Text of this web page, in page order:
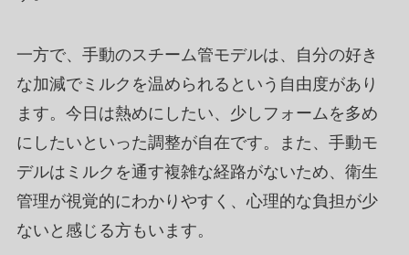
一方で、手動のスチーム管モデルは、自分の好き
な加減でミルクを温められるという自由度があり
ます。今日は熱めにしたい、少しフォームを多め
にしたいといった調整が自在です。また、手動モ
デルはミルクを通す複雑な経路がないため、衛生
管理が視覚的にわかりやすく、心理的な負担が少
ないと感じる方もいます。